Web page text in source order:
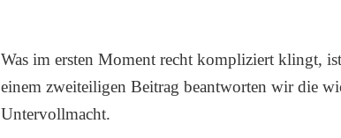
Was im ersten Moment recht kompliziert klingt,
einem zweiteiligen Beitrag beantworten wir die
Untervollmacht.